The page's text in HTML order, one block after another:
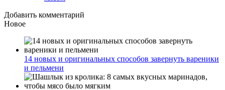
Добавить комментарий
Новое
14 новых и оригинальных способов завернуть вареники
и пельмени